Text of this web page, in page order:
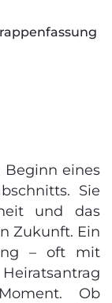
Beginn eines
Sie
und das
Zukunft. Ein
– oft mit
Ob